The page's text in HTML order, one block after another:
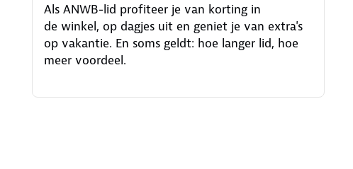
Als ANWB-lid profiteer je van korting in
de winkel, op dagjes uit en geniet je van extra's
op vakantie. En soms geldt: hoe langer lid, hoe
meer voordeel.